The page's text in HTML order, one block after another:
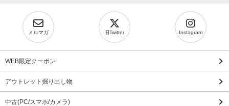
メルマガ 旧Twitter Instagram
WEB限定クーポン
アウトレット掘り出し物
中古(PC/スマホ/カメラ)